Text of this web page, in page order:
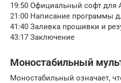
19:50 Официальный софт для
21:00 Написание программы
41:40 Заливка прошивки и
43:17 Заключение
Моностабильный
Моностабильный означает,